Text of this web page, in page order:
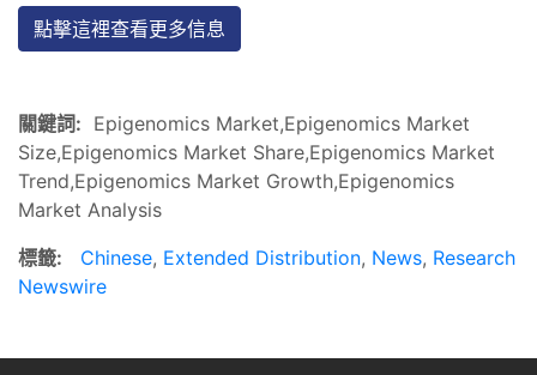
點擊這裡查看更多信息
關鍵詞: Epigenomics Market,Epigenomics Market
Size,Epigenomics Market Share,Epigenomics Market
Trend,Epigenomics Market Growth,Epigenomics
Market Analysis
標籤:
Chinese, Extended Distribution, News, Research
Newswire